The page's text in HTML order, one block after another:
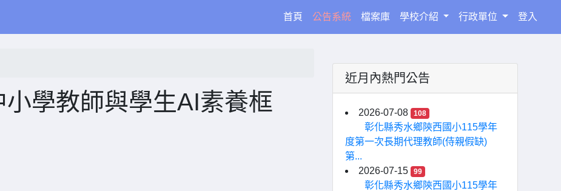
首頁(current)
公告系統 檔案庫 學校介紹 行政單位 登入
學教師與學生AI素養框
近月內熱門公告
2026-07-08 108
彰化縣秀水鄉陝西國小115學年
度第一次長期代理教師(侍親假缺)
第...
2026-07-15
99
彰化縣秀水鄉陝西國小115學年